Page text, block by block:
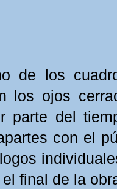
de los
los ojos
parte del
con el
final de la